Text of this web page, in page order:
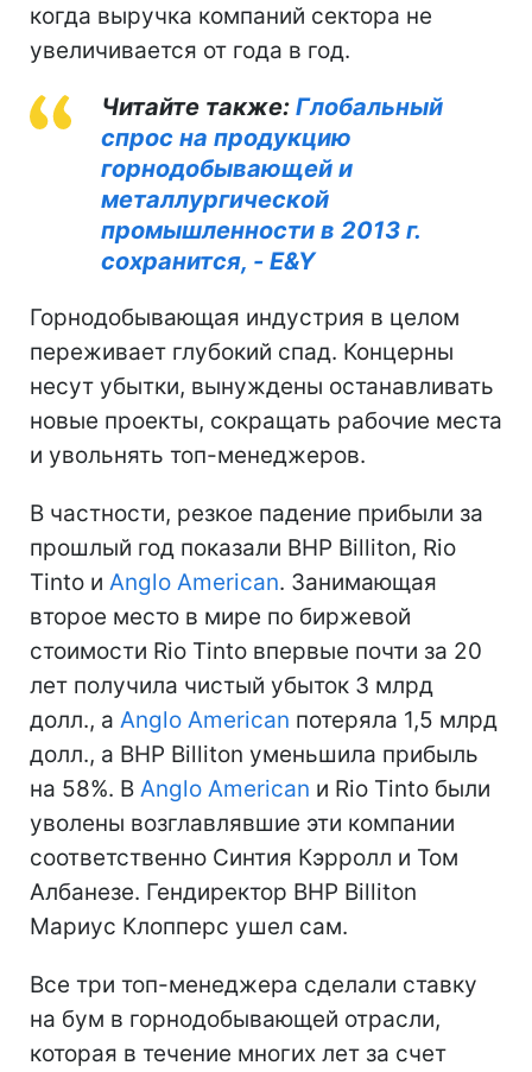
когда выручка компаний сектора не
увеличивается от года в год.
Читайте также: Глобальный
спрос на продукцию
горнодобывающей и
металлургической
промышленности в 2013 г.
сохранится, - E&Y
Горнодобывающая индустрия в целом
переживает глубокий спад. Концерны
несут убытки, вынуждены останавливать
новые проекты, сокращать рабочие места
и увольнять топ-менеджеров.
В частности, резкое падение прибыли за
прошлый год показали BHP Billiton, Rio
Tinto и Anglo American. Занимающая
второе место в мире по биржевой
стоимости Rio Tinto впервые почти за 20
лет получила чистый убыток 3 млрд
долл., а Anglo American потеряла 1,5 млрд
долл., а BHP Billiton уменьшила прибыль
на 58%. В Anglo American и Rio Tinto были
уволены возглавлявшие эти компании
соответственно Синтия Кэрролл и Том
Албанезе. Гендиректор BHP Billiton
Мариус Клопперс ушел сам.
Все три топ-менеджера сделали ставку
на бум в горнодобывающей отрасли,
которая в течение многих лет за счет